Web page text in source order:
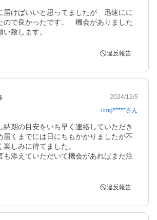
届けばいいと思ってましたが　迅速にに
ので良かったです。　機会がありました
致します。
違反報告
2024/12/5
cmg*****さん
納期の目安をいち早く連絡していただき
届くまでには日にちもかかりましたが不
しみに待てました。
も添えていただいて機会があればまた注
違反報告